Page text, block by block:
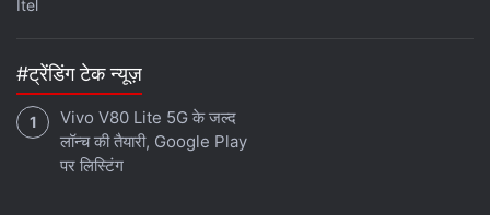
Itel
#ट्रेंडिंग टेक न्यूज़
Vivo V80 Lite 5G के जल्द
लॉन्च की तैयारी, Google Play
पर लिस्टिंग